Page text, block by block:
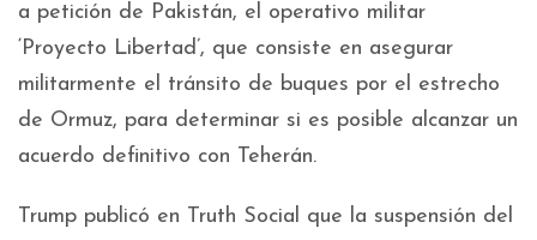
a petición de Pakistán, el operativo militar
‘Proyecto Libertad’, que consiste en asegurar
militarmente el tránsito de buques por el estrecho
de Ormuz, para determinar si es posible alcanzar un
acuerdo definitivo con Teherán.
Trump publicó en Truth Social que la suspensión del